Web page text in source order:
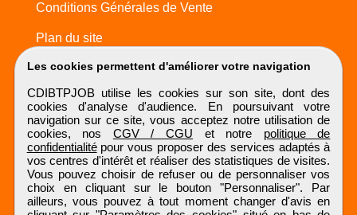
Les cookies permettent d'améliorer votre navigation
CDIBTPJOB utilise les cookies sur son site, dont des
cookies d'analyse d'audience. En poursuivant votre
navigation sur ce site, vous acceptez notre utilisation de
cookies, nos CGV / CGU et notre politique de
confidentialitépour vous proposer des services adaptés à
vos centres d'intérêt et réaliser des statistiques de visites.
Vous pouvez choisir de refuser ou de personnaliser vos
choix en cliquant sur le bouton "Personnaliser". Par
ailleurs, vous pouvez à tout moment changer d'avis en
Conditions Générales de Vente
Plan du site